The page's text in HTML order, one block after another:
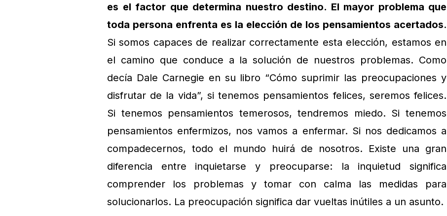
es el factor que determina nuestro destino. El mayor problema que
toda persona enfrenta es la elección de los pensamientos acertados.
Si somos capaces de realizar correctamente esta elección, estamos en
el camino que conduce a la solución de nuestros problemas. Como
decía Dale Carnegie en su libro “Cómo suprimir las preocupaciones y
disfrutar de la vida”, si tenemos pensamientos felices, seremos felices.
Si tenemos pensamientos temerosos, tendremos miedo. Si tenemos
pensamientos enfermizos, nos vamos a enfermar. Si nos dedicamos a
compadecernos, todo el mundo huirá de nosotros. Existe una gran
diferencia entre inquietarse y preocuparse: la inquietud significa
comprender los problemas y tomar con calma las medidas para
solucionarlos. La preocupación significa dar vueltas inútiles a un asunto.